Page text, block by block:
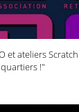
et ateliers
!"